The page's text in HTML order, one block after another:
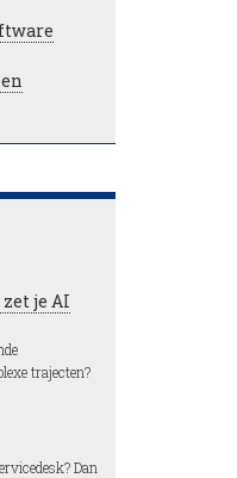
je AI
trajecten?
Dan